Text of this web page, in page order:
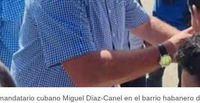
cubano Miguel Díaz-Canel en el barrio habanero